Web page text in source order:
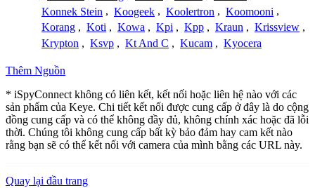
Konnek Stein , Koogeek , Koolertron , Koomooni ,
Korang , Koti , Kowa , Kpi , Kpp , Kraun , Krissview ,
Krypton , Ksvp , Kt And C , Kucam , Kyocera
Thêm Nguồn
* iSpyConnect không có liên kết, kết nối hoặc liên hệ nào với các
sản phẩm của Keye. Chi tiết kết nối được cung cấp ở đây là do cộng
đồng cung cấp và có thể không đầy đủ, không chính xác hoặc đã lỗi
thời. Chúng tôi không cung cấp bất kỳ bảo đảm hay cam kết nào
rằng bạn sẽ có thể kết nối với camera của mình bằng các URL này.
Quay lại đầu trang